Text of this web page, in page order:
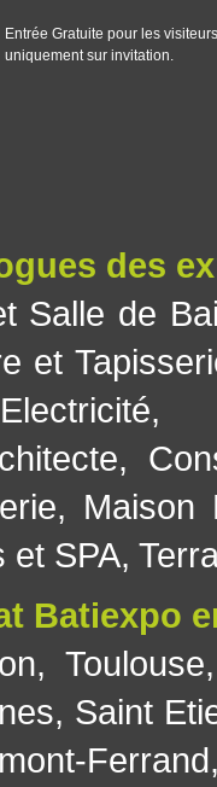
Entrée Gratuite pour les visiteurs
uniquement sur invitation.
des
Salle de
et
Electricité
,
, Maison
et SPA,
Batiexpo
, Toulouse
, Saint
Ferrand